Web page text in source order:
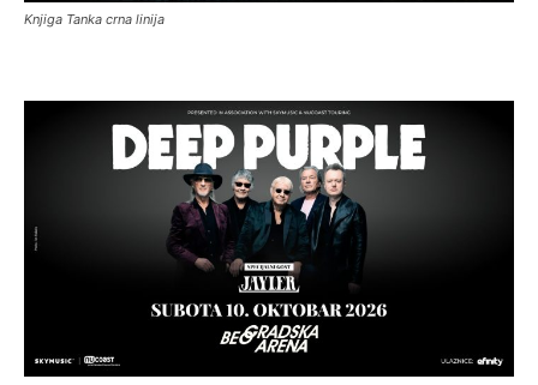
Knjiga Tanka crna linija